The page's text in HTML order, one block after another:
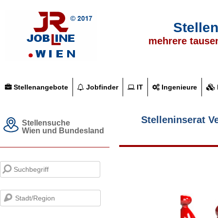
mehrere
Stellenangebote Jobfinder IT Ingenieure
Stellensuche
Wien und Bundesland
Stelleninserat